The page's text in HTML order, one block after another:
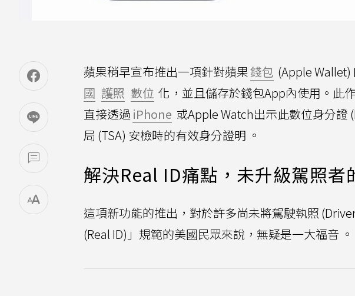
蘋果稍早宣布推出一項針對蘋果錢包 (Apple
國 護照 數位 化，並且儲存於錢包App內使用。此
直接透過 iPhone 或Apple Watch出示此數位身分證
局 (TSA) 安檢時的有效身分證明 。
解決Real ID痛點，未升級駕照者
這項新功能的推出，對於許多尚未將駕駛執照
(Real ID)」規範的美國民眾來說，無疑是一大福音 。